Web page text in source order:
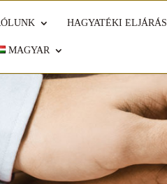
HAGYATÉKI ELJÁRÁS
MAGYAR